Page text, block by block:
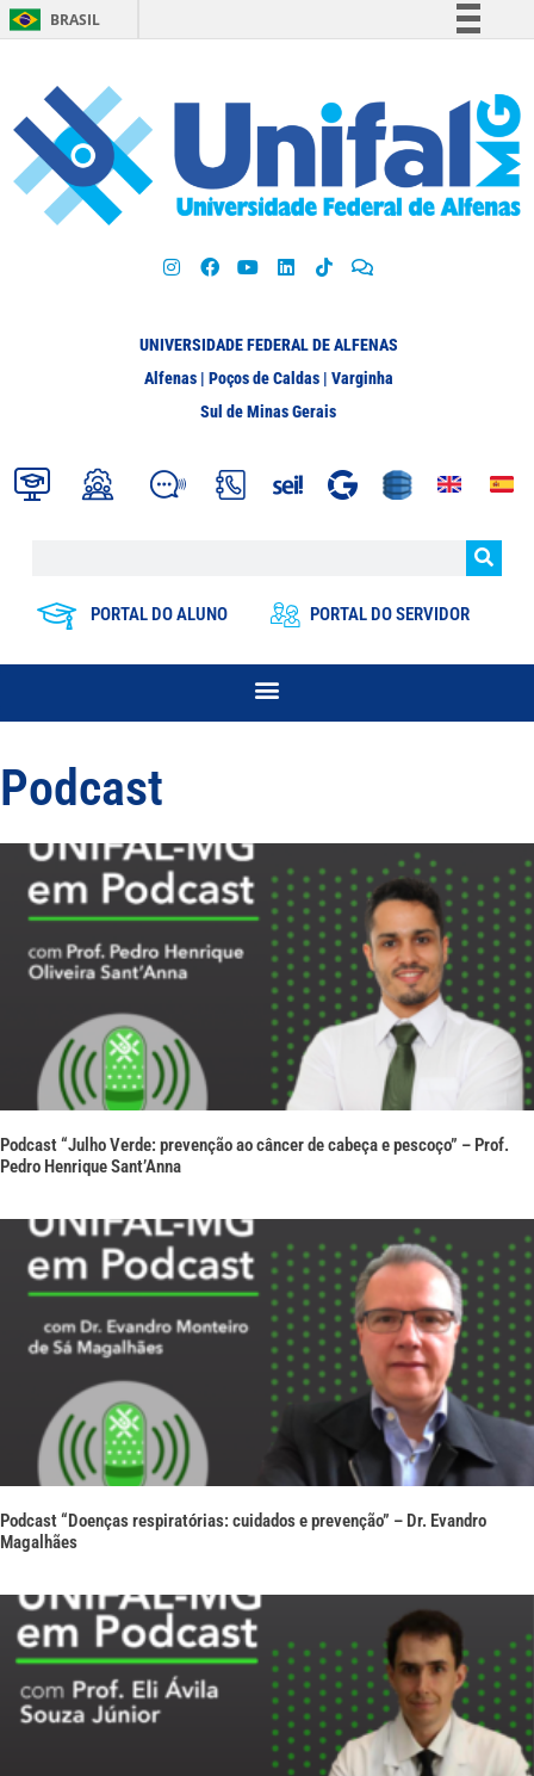
BRASIL
Participe
Acesso à informação
Legislação
UNIVERSIDADE FEDERAL DE ALFENAS
Alfenas | Poços de Caldas | Varginha
Sul de Minas Gerais
PORTAL DO ALUNO PORTAL DO SERVIDOR
Podcast
Podcast “Julho Verde: prevenção ao câncer de cabeça e pescoço” – Prof.
Pedro Henrique Sant’Anna
Podcast “Doenças respiratórias: cuidados e prevenção” – Dr. Evandro
Magalhães